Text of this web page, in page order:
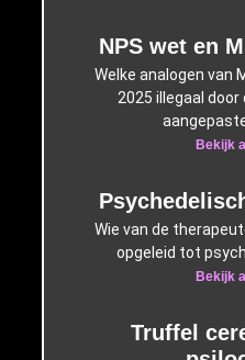
NPS wet en
Welke analogen van
2025 illegaal
Bekijk
Wie van de
opgeleid tot
Bekijk
Truffel